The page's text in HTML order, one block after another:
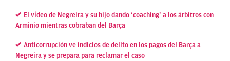
El vídeo de Negreira y su hijo dando ‘coaching’ a los árbitros con
Arminio mientras cobraban del Barça
Anticorrupción ve indicios de delito en los pagos del Barça a
Negreira y se prepara para reclamar el caso